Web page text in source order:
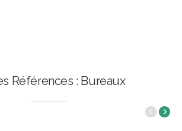
Références : Bureaux